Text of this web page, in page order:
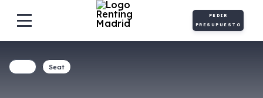
PEDIR
PRESUPUESTO
Seat